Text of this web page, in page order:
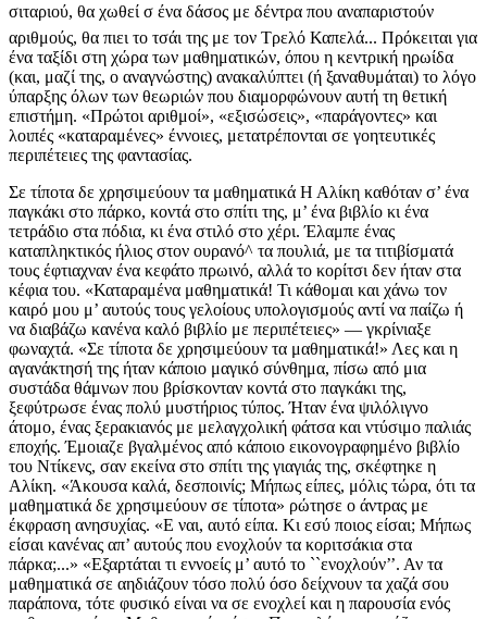
σιταριού, θα χωθεί σ ένα δάσος με δέντρα που αναπαριστούν
αριθμούς, θα πιει το τσάι της με τον Τρελό Καπελά... Πρόκειται για
ένα ταξίδι στη χώρα των μαθηματικών, όπου η κεντρική ηρωίδα
(και, μαζί της, ο αναγνώστης) ανακαλύπτει (ή ξαναθυμάται) το λόγο
ύπαρξης όλων των θεωριών που διαμορφώνουν αυτή τη θετική
επιστήμη. «Πρώτοι αριθμοί», «εξισώσεις», «παράγοντες» και
λοιπές «καταραμένες» έννοιες, μετατρέπονται σε γοητευτικές
περιπέτειες της φαντασίας.
Σε τίποτα δε χρησιμεύουν τα μαθηματικά Η Αλίκη καθόταν σ’ ένα
παγκάκι στο πάρκο, κοντά στο σπίτι της, μ’ ένα βιβλίο κι ένα
τετράδιο στα πόδια, κι ένα στιλό στο χέρι. Έλαμπε ένας
καταπληκτικός ήλιος στον ουρανό^ τα πουλιά, με τα τιτιβίσματά
τους έφτιαχναν ένα κεφάτο πρωινό, αλλά το κορίτσι δεν ήταν στα
κέφια του. «Καταραμένα μαθηματικά! Τι κάθομαι και χάνω τον
καιρό μου μ’ αυτούς τους γελοίους υπολογισμούς αντί να παίζω ή
να διαβάζω κανένα καλό βιβλίο με περιπέτειες» — γκρίνιαξε
φωναχτά. «Σε τίποτα δε χρησιμεύουν τα μαθηματικά!» Λες και η
αγανάκτησή της ήταν κάποιο μαγικό σύνθημα, πίσω από μια
συστάδα θάμνων που βρίσκονταν κοντά στο παγκάκι της,
ξεφύτρωσε ένας πολύ μυστήριος τύπος. Ήταν ένα ψιλόλιγνο
άτομο, ένας ξερακιανός με μελαγχολική φάτσα και ντύσιμο παλιάς
εποχής. Έμοιαζε βγαλμένος από κάποιο εικονογραφημένο βιβλίο
του Ντίκενς, σαν εκείνα στο σπίτι της γιαγιάς της, σκέφτηκε η
Αλίκη. «Άκουσα καλά, δεσποινίς; Μήπως είπες, μόλις τώρα, ότι τα
μαθηματικά δε χρησιμεύουν σε τίποτα» ρώτησε ο άντρας με
έκφραση ανησυχίας. «Ε ναι, αυτό είπα. Κι εσύ ποιος είσαι; Μήπως
είσαι κανένας απ’ αυτούς που ενοχλούν τα κοριτσάκια στα
πάρκα;...» «Εξαρτάται τι εννοείς μ’ αυτό το ``ενοχλούν’’. Αν τα
μαθηματικά σε αηδιάζουν τόσο πολύ όσο δείχνουν τα χαζά σου
παράπονα, τότε φυσικό είναι να σε ενοχλεί και η παρουσία ενός